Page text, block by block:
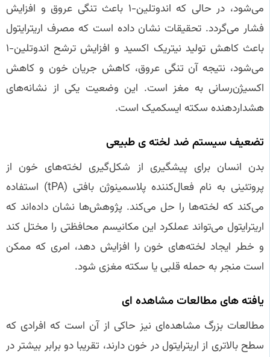
می‌شود، در حالی که اندوتلین-۱ باعث تنگی عروق و افزایش
فشار می‌گردد. تحقیقات نشان داده است که مصرف اریترایتول
باعث کاهش تولید نیتریک اکسید و افزایش ترشح اندوتلین-۱
می‌شود، نتیجه آن تنگی عروق، کاهش جریان خون و کاهش
اکسیژن‌رسانی به مغز است. این وضعیت یکی از نشانه‌های
هشداردهنده سکته ایسکمیک است.
تضعیف سیستم ضد لخته‌ ی طبیعی
بدن انسان برای پیشگیری از شکل‌گیری لخته‌های خون از
پروتئینی به نام فعال‌کننده پلاسمینوژن بافتی (tPA) استفاده
می‌کند که لخته‌ها را حل می‌کند. پژوهش‌ها نشان داده‌اند که
اریترایتول می‌تواند عملکرد این مکانیسم محافظتی را مختل کند
و خطر ایجاد لخته‌های خون را افزایش دهد، امری که ممکن
است منجر به حمله قلبی یا سکته مغزی شود.
یافته‌ های مطالعات مشاهده‌ ای
مطالعات بزرگ مشاهده‌ای نیز حاکی از آن است که افرادی که
سطح بالاتری از اریترایتول در خون دارند، تقریبا دو برابر بیشتر در